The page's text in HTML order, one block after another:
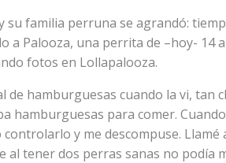
su familia perruna se agrandó:
a Palooza, una perrita de –hoy- 14
fotos en Lollapalooza.
de hamburguesas cuando la vi, tan
hamburguesas para comer.
y me descompuse. Llamé
al tener dos perras sanas no podía